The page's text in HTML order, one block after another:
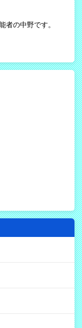
者の中野です。